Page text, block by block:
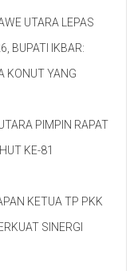
UTARA LEPAS
BUPATI IKBAR:
KONUT YANG
PIMPIN RAPAT
KE-81
KETUA TP PKK
SINERGI